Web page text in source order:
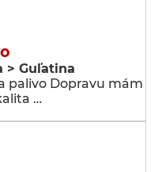
> Guľatina
palivo Dopravu mám
…